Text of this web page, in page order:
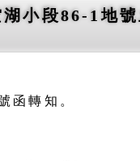
小段86-1地
函轉知。